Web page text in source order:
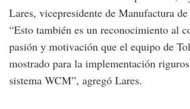
Lares, vicepresidente de Manufactura
“Esto también es un reconocimiento al
pasión y motivación que el equipo de
mostrado para la implementación
sistema WCM”, agregó Lares.